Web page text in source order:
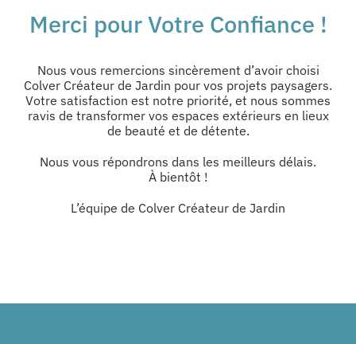
Merci pour Votre Confiance !
Nous vous remercions sincèrement d’avoir choisi
Colver Créateur de Jardin pour vos projets paysagers.
Votre satisfaction est notre priorité, et nous sommes
ravis de transformer vos espaces extérieurs en lieux
de beauté et de détente.
Nous vous répondrons dans les meilleurs délais.
À bientôt !
L’équipe de Colver Créateur de Jardin